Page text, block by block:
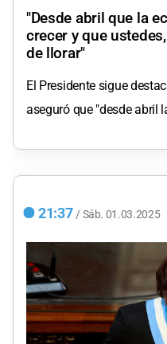
"Desde abril que la
crecer y que
de llorar"
El Presidente sigue
aseguró que "desde abril
21:37 / Sáb. 01.03.2025